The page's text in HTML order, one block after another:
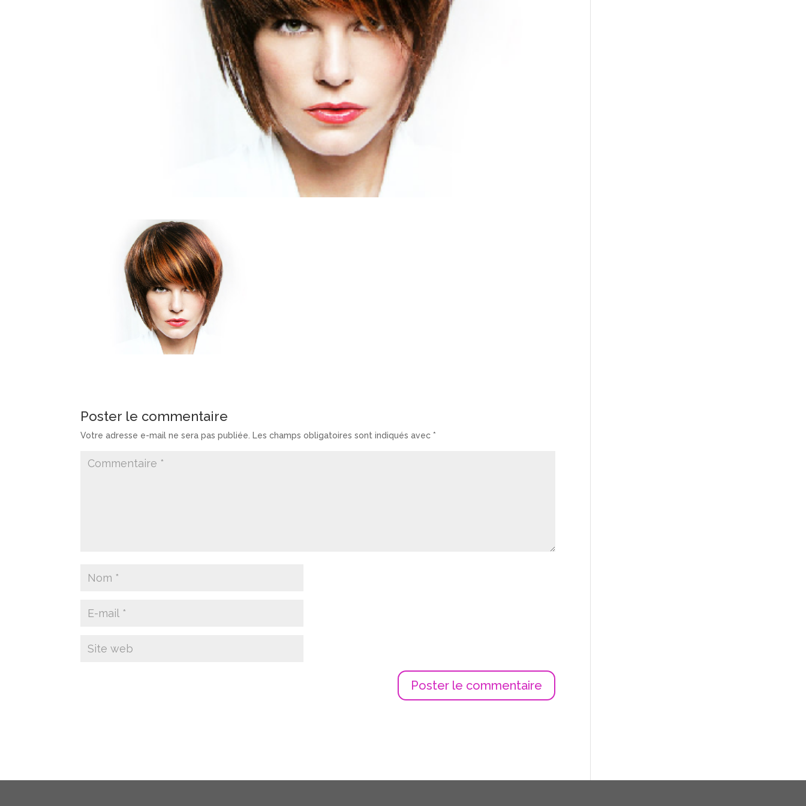
Poster le commentaire
Votre adresse e-mail ne sera pas publiée. Les champs obligatoires sont indiqués avec *